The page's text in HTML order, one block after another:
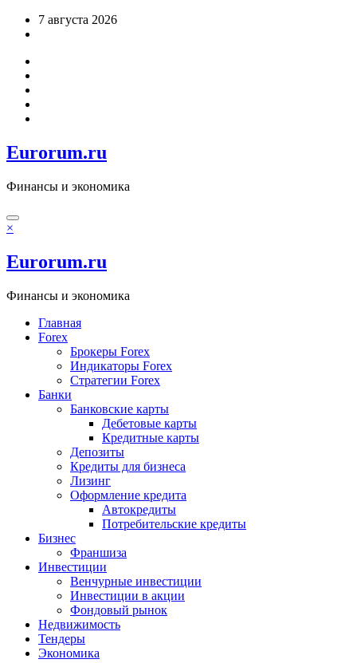
Перейти7 августа 2026
Eurorum.ru
Финансы и экономика
×
Eurorum.ru
Финансы и экономика
Главная
Forex
Брокеры Forex
Индикаторы Forex
Стратегии Forex
Банки
Банковские карты
Дебетовые карты
Кредитные карты
Депозиты
Кредиты для бизнеса
Лизинг
Оформление кредита
Автокредиты
Потребительские кредиты
Бизнес
Франшиза
Инвестиции
Венчурные инвестиции
Инвестиции в акции
Фондовый рынок
Недвижимость
Тендеры
Экономика